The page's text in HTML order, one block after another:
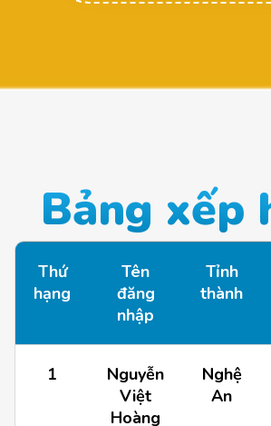
Bảng xếp
Thứ
hạng
Tên
đăng
nhập
Tỉnh
thành
1
Nguyễn
Việt
Hoàng
Nghệ
An